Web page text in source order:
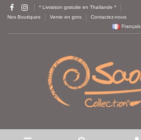
* Livraison gratuite en Thaïlande *
Nos Boutiques
Vente en gros
Contactez-nous
Français